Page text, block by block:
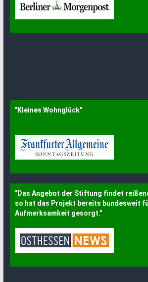
"Kleines Wohnglück"
"Das Angebot der Stiftung findet
so hat das Projekt bereits bundesweit
Aufmerksamkeit gesorgt."